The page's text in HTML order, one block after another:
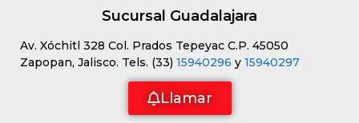
Sucursal Guadalajara
Av. Xóchitl 328 Col. Prados Tepeyac C.P. 45050
Zapopan, Jalisco. Tels. (33) 15940296 y 15940297
Llamar